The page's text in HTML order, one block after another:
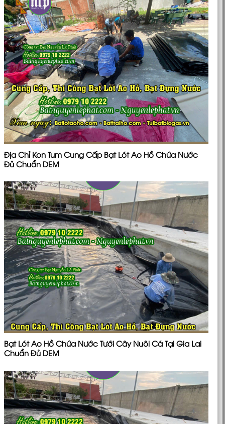
Địa Chỉ Kon Tum Cung Cấp Bạt Lót Ao Hồ Chứa Nước
Đủ Chuẩn DEM
Bạt Lót Ao Hồ Chứa Nước Tưới Cây Nuôi Cá Tại Gia Lai
Chuẩn Đủ DEM